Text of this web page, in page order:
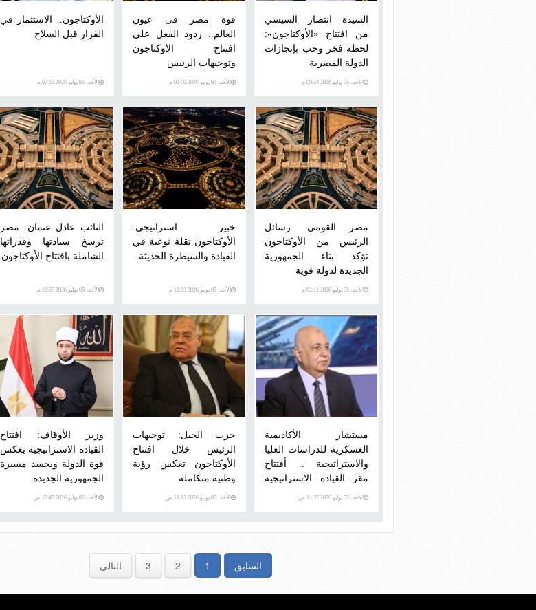
السيدة انتصار السيسي
من افتتاح «الأوكتاجون»:
لحظة فخر وحب بإنجازات
الدولة المصرية
الأحد، 05 يوليو 2026 09:34 م
قوة مصر فى عيون
العالم.. ردود الفعل على
افتتاح الأوكتاجون
وتوجيهات الرئيس
الأحد، 05 يوليو 2026 08:00 م
الأوكتاجون.. الاستثمار في
القرار قبل السلاح
الأحد، 05 يوليو 2026 07:50 م
مصر القومي: رسائل
الرئيس من الأوكتاجون
تؤكد بناء الجمهورية
الجديدة لدولة قوية
الأحد، 05 يوليو 2026 02:11 م
خبير استراتيجي:
الأوكتاجون نقلة نوعية في
القيادة والسيطرة الحديثة
الأحد، 05 يوليو 2026 12:33 م
النائب عادل عتمان: مصر
ترسخ سيادتها وقدراتها
الشاملة بافتتاح الأوكتاجون
الأحد، 05 يوليو 2026 12:27 م
مستشار الأكاديمية
العسكرية للدراسات العليا
والاستراتيجية .. أفتتاح
مقر القيادة الاستراتيجية
نقلة في إدارة الأمن
الأحد، 05 يوليو 2026 11:37 ص
حزب الجيل: توجيهات
الرئيس خلال افتتاح
الأوكتاجون تعكس رؤية
وطنية متكاملة
الأحد، 05 يوليو 2026 11:11 ص
وزير الأوقاف: افتتاح
القيادة الاستراتيجية يعكس
قوة الدولة ويجسد مسيرة
الجمهورية الجديدة
الأحد، 05 يوليو 2026 12:47 ص
السابق 1
2
3 التالى